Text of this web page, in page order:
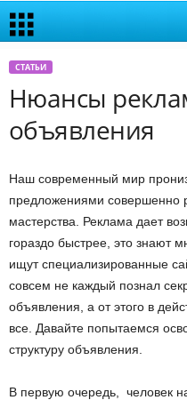
СТАТЬИ
Нюансы
объявления
Наш современный мир
предложениями совершенно
мастерства. Реклама дает
гораздо быстрее, это знают
ищут специализированные
совсем не каждый познал
объявления, а от этого в
все. Давайте попытаемся
структуру объявления.
В первую очередь, человек